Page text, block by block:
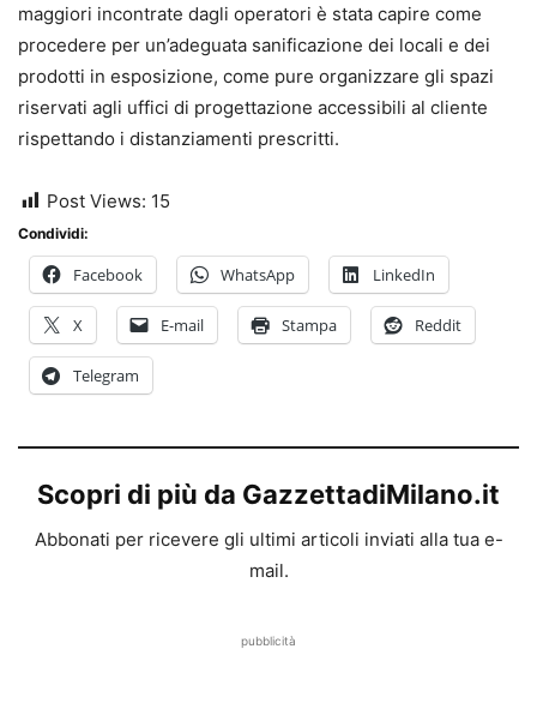
maggiori incontrate dagli operatori è stata capire come
procedere per un’adeguata sanificazione dei locali e dei
prodotti in esposizione, come pure organizzare gli spazi
riservati agli uffici di progettazione accessibili al cliente
rispettando i distanziamenti prescritti.
Post Views: 15
Condividi:
Facebook WhatsApp LinkedIn
X E-mail Stampa Reddit
Telegram
Scopri di più da GazzettadiMilano.it
Abbonati per ricevere gli ultimi articoli inviati alla tua e-
mail.
pubblicità